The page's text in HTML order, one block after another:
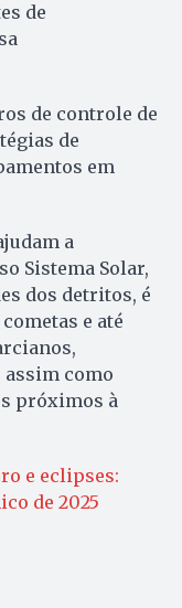
de
de controle de
de
em
a
Sistema Solar,
dos detritos, é
e até
como
próximos à
e eclipses:
de 2025